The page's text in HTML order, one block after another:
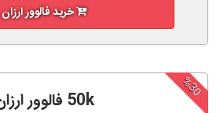
خرید فالوور ارزان
%30
50k فالوور ارزان